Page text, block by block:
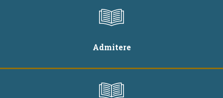
Admitere